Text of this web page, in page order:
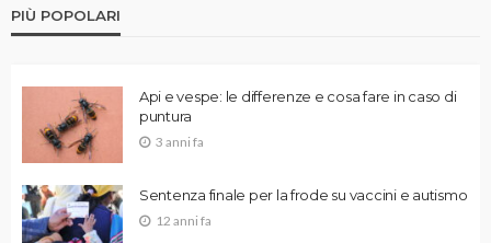
PIÙ POPOLARI
Api e vespe: le differenze e cosa fare in caso di
puntura
3 anni fa
Sentenza finale per la frode su vaccini e autismo
12 anni fa